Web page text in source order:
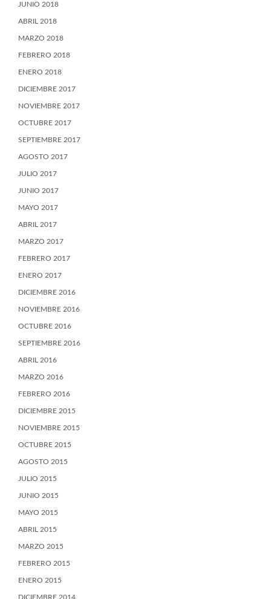
JUNIO 2018
ABRIL 2018
MARZO 2018
FEBRERO 2018
ENERO 2018
DICIEMBRE 2017
NOVIEMBRE 2017
OCTUBRE 2017
SEPTIEMBRE 2017
AGOSTO 2017
JULIO 2017
JUNIO 2017
MAYO 2017
ABRIL 2017
MARZO 2017
FEBRERO 2017
ENERO 2017
DICIEMBRE 2016
NOVIEMBRE 2016
OCTUBRE 2016
SEPTIEMBRE 2016
ABRIL 2016
MARZO 2016
FEBRERO 2016
DICIEMBRE 2015
NOVIEMBRE 2015
OCTUBRE 2015
AGOSTO 2015
JULIO 2015
JUNIO 2015
MAYO 2015
ABRIL 2015
MARZO 2015
FEBRERO 2015
ENERO 2015
DICIEMBRE 2014